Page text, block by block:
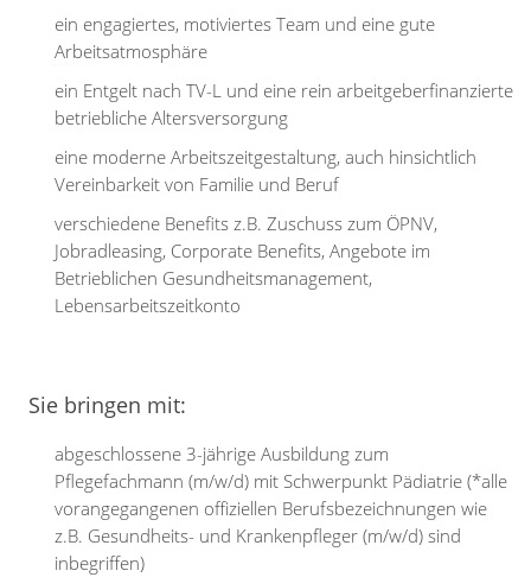
ein engagiertes, motiviertes Team und eine gute
Arbeitsatmosphäre
ein Entgelt nach TV-L und eine rein arbeitgeberfinanzierte
betriebliche Altersversorgung
eine moderne Arbeitszeitgestaltung, auch hinsichtlich
Vereinbarkeit von Familie und Beruf
verschiedene Benefits z.B. Zuschuss zum ÖPNV,
Jobradleasing, Corporate Benefits, Angebote im
Betrieblichen Gesundheitsmanagement,
Lebensarbeitszeitkonto
Sie bringen mit:
abgeschlossene 3-jährige Ausbildung zum
Pflegefachmann (m/w/d) mit Schwerpunkt Pädiatrie (*alle
vorangegangenen offiziellen Berufsbezeichnungen wie
z.B. Gesundheits- und Krankenpfleger (m/w/d) sind
inbegriffen)